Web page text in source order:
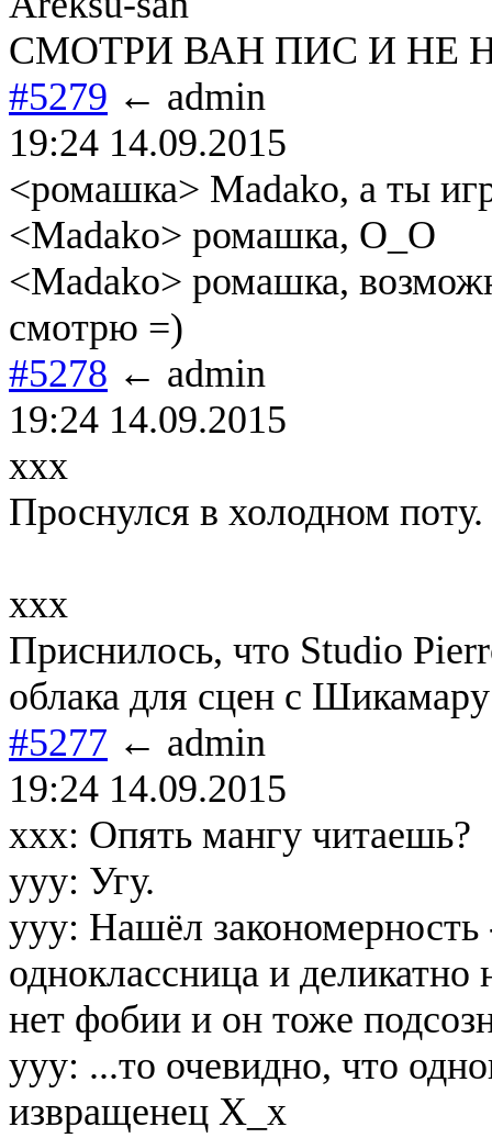
СМОТРИ ВАН ПИС И НЕ
#5279 ← admin
19:24 14.09.2015
<ромашка> Madako, а ты
<Madako> ромашка, О_О
<Madako> ромашка,
смотрю =)
#5278 ← admin
19:24 14.09.2015
xxx
Проснулся в холодном поту.
xxx
Приснилось, что Studio
облака для сцен с
#5277 ← admin
19:24 14.09.2015
xxx: Опять мангу читаешь?
yyy: Угу.
yyy: Нашёл
одноклассница и
нет фобии и он тоже
yyy: ...то очевидно, что
извращенец X_x